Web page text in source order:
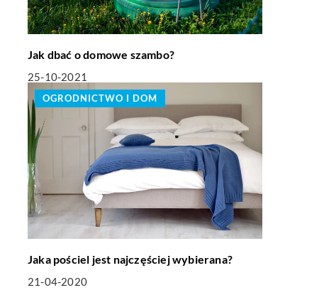
Jak dbać o domowe szambo?
25-10-2021
OGRODNICTWO I DOM
Jaka pościel jest najczęściej wybierana?
21-04-2020